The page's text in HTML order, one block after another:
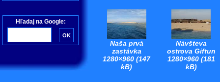
Hľadaj na Google:
Naša prvá
zastávka
1280×960 (147
kB)
Návšteva
ostrova Giftun
1280×960 (181
kB)